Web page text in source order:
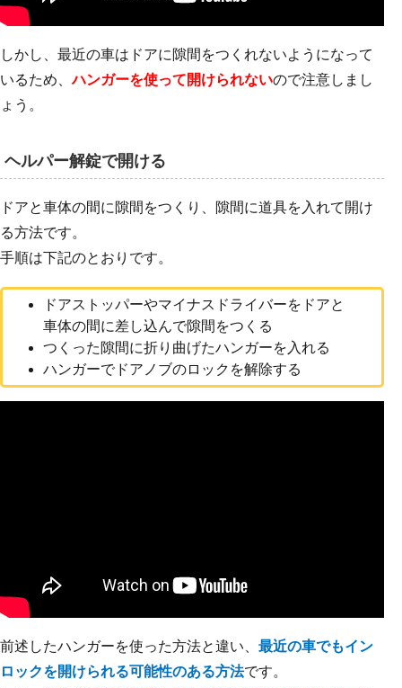
しかし、最近の車はドアに隙間をつくれないようになって
いるため、ハンガーを使って開けられないので注意しまし
ょう。
ヘルパー解錠で開ける
ドアと車体の間に隙間をつくり、隙間に道具を入れて開け
る方法です。
手順は下記のとおりです。
ドアストッパーやマイナスドライバーをドアと
車体の間に差し込んで隙間をつくる
つくった隙間に折り曲げたハンガーを入れる
ハンガーでドアノブのロックを解除する
前述したハンガーを使った方法と違い、 最近の車でもイン
ロックを開けられる可能性のある方法です。